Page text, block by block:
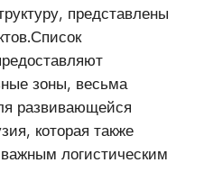
представлены
зоны, весьма
развивающейся
которая также
важным логистическим